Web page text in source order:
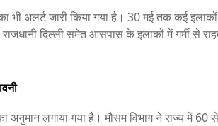
भी अलर्ट जारी किया गया है। 30 मई तक कई
दिल्ली समेत आसपास के इलाकों में गर्मी से
अनुमान लगाया गया है। मौसम विभाग ने राज्य में 60